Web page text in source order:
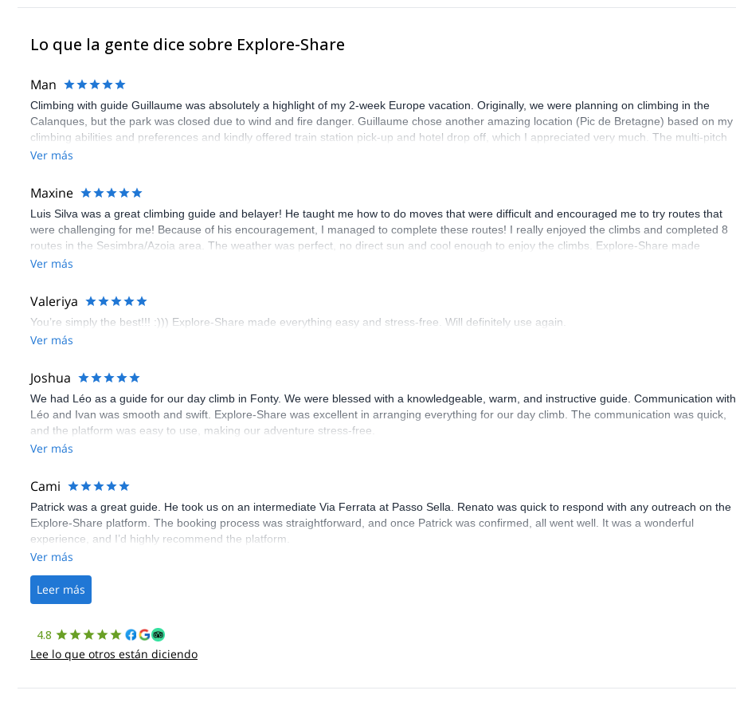
Co., I also offer my guests less well-known, but equally challenging and relaxing destinations. So you can experience the peace and
Lo que la gente dice sobre Explore-Share
Man
Climbing with guide Guillaume was absolutely a highlight of my 2-week Europe vacation. Originally, we were planning on climbing in the
Calanques, but the park was closed due to wind and fire danger. Guillaume chose another amazing location (Pic de Bretagne) based on my
climbing abilities and preferences and kindly offered train station pick-up and hotel drop off, which I appreciated very much. The multi-pitch
route we did was not only fun but also the right amount of challenge, which I thoroughly enjoyed. The communication from the team
Ver más
Maxine
Luis Silva was a great climbing guide and belayer! He taught me how to do moves that were difficult and encouraged me to try routes that
were challenging for me! Because of his encouragement, I managed to complete these routes! I really enjoyed the climbs and completed 8
routes in the Sesimbra/Azoia area. The weather was perfect, no direct sun and cool enough to enjoy the climbs. Explore-Share made
booking an outdoor climbing experience in Lisbon extremely easy. Luis, our guide, was fantastic, and the platform’s organization was
Ver más
Valeriya
You’re simply the best!!! :))) Explore-Share made everything easy and stress-free. Will definitely use again.
Ver más
Joshua
We had Léo as a guide for our day climb in Fonty. We were blessed with a knowledgeable, warm, and instructive guide. Communication with
Léo and Ivan was smooth and swift. Explore-Share was excellent in arranging everything for our day climb. The communication was quick,
and the platform was easy to use, making our adventure stress-free.
Ver más
Cami
Patrick was a great guide. He took us on an intermediate Via Ferrata at Passo Sella. Renato was quick to respond with any outreach on the
Explore-Share platform. The booking process was straightforward, and once Patrick was confirmed, all went well. It was a wonderful
experience, and I’d highly recommend the platform.
Ver más
Leer más
4.8
Lee lo que otros están diciendo